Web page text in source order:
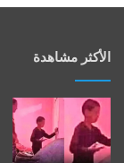
الأكثر مشاهدة